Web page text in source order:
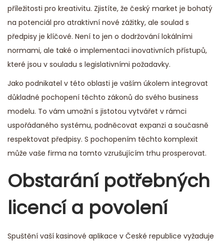
příležitosti pro kreativitu. Zjistíte, že český market je bohatý
na potenciál pro atraktivní nové zážitky, ale soulad s
předpisy je klíčové. Není to jen o dodržování lokálními
normami, ale také o implementaci inovativních přístupů,
které jsou v souladu s legislativními požadavky.
Jako podnikatel v této oblasti je vaším úkolem integrovat
důkladné pochopení těchto zákonů do svého business
modelu. To vám umožní s jistotou vytvářet v rámci
uspořádaného systému, podněcovat expanzi a současně
respektovat předpisy. S pochopením těchto komplexit
může vaše firma na tomto vzrušujícím trhu prosperovat.
Obstarání potřebných
licencí a povolení
Spuštění vaší kasinové aplikace v České republice vyžaduje